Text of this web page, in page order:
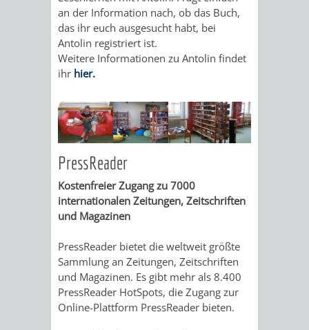
PRAKTIKA
LEIHVERKEHR
BIBLIOTHEK
SERVICE
LEHRER/INNEN
ERZIEHER/INNEN
VERMIETUNG
VON
RÄUMEN
BILDUNGSKETTEVOLKSHOCHSCHULE
DE
LA
KULTUREINRICHTUNGEN
VERANSTALTUNGEN
MUSEUM
STADTBIBLIOTHEK
A AUSLEIHE
KINO
VERANSTALTER
SEHENSWERT
SCHLOSSPARK
STADTGARTEN
an der Information nach, ob das Buch,
das ihr euch ausgesucht habt, bei
Antolin registriert ist.
Weitere Informationen zu Antolin findet
ihr hier.
PressReader
Kostenfreier Zugang zu 7000
internationalen Zeitungen, Zeitschriften
und Magazinen
PressReader bietet die weltweit größte
Sammlung an Zeitungen, Zeitschriften
und Magazinen. Es gibt mehr als 8.400
PressReader HotSpots, die Zugang zur
Online-Plattform PressReader bieten.